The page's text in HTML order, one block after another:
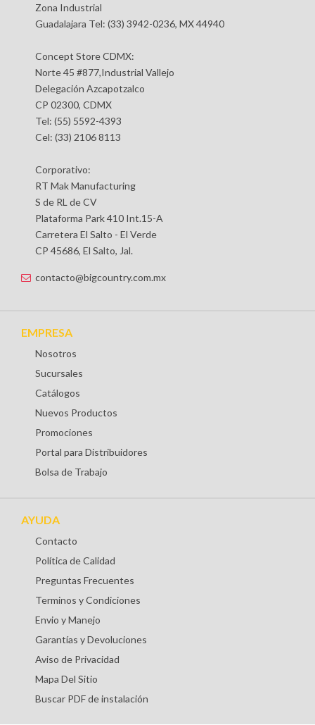
Zona Industrial
Guadalajara Tel: (33) 3942-0236, MX 44940
Concept Store CDMX:
Norte 45 #877,Industrial Vallejo
Delegación Azcapotzalco
CP 02300, CDMX
Tel: (55) 5592-4393
Cel: (33) 2106 8113
Corporativo:
RT Mak Manufacturing
S de RL de CV
Plataforma Park 410 Int.15-A
Carretera El Salto - El Verde
CP 45686, El Salto, Jal.
contacto@bigcountry.com.mx
EMPRESA
Nosotros
Sucursales
Catálogos
Nuevos Productos
Promociones
Portal para Distribuidores
Bolsa de Trabajo
AYUDA
Contacto
Política de Calidad
Preguntas Frecuentes
Terminos y Condiciones
Envio y Manejo
Garantías y Devoluciones
Aviso de Privacidad
Mapa Del Sitio
Buscar PDF de instalación